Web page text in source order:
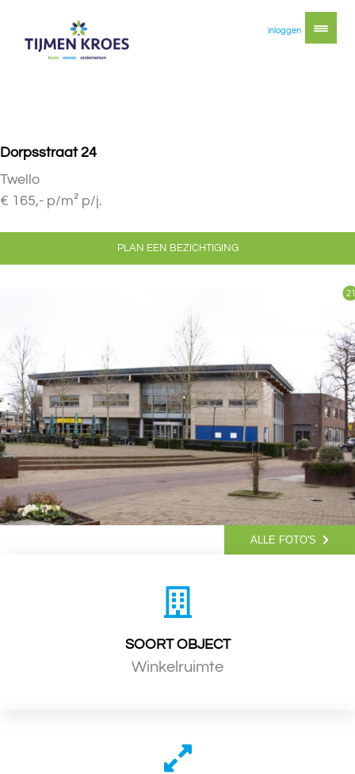
inloggen
Dorpsstraat 24
Twello
€ 165,- p/m² p/j.
PLAN EEN BEZICHTIGING
ALLE FOTO'S
SOORT OBJECT
Winkelruimte